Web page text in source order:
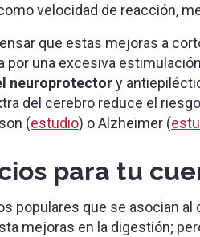
velocidad de reacción,
que estas mejoras a
por una excesiva
neuroprotectory
del cerebro reduce el
(estudio) o Alzheimer (
para tu
populares que se asocian
mejoras en la digestión;